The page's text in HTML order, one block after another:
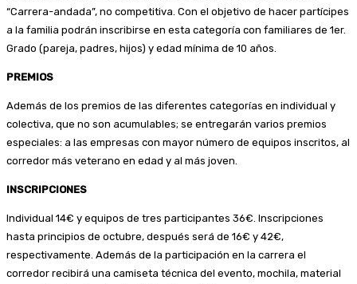
“Carrera-andada”, no competitiva. Con el objetivo de hacer partícipes
a la familia podrán inscribirse en esta categoría con familiares de 1er.
Grado (pareja, padres, hijos) y edad mínima de 10 años.
PREMIOS
Además de los premios de las diferentes categorías en individual y
colectiva, que no son acumulables; se entregarán varios premios
especiales: a las empresas con mayor número de equipos inscritos, al
corredor más veterano en edad y al más joven.
INSCRIPCIONES
Individual 14€ y equipos de tres participantes 36€. Inscripciones
hasta principios de octubre, después será de 16€ y 42€,
respectivamente. Además de la participación en la carrera el
corredor recibirá una camiseta técnica del evento, mochila, material